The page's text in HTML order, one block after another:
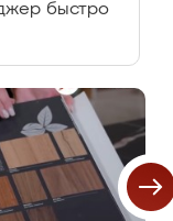
быстро